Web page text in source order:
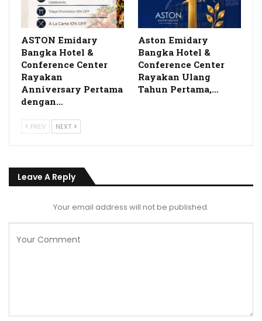
ASTON Emidary
Bangka Hotel &
Conference Center
Rayakan
Anniversary Pertama
dengan…
Aston Emidary
Bangka Hotel &
Conference Center
Rayakan Ulang
Tahun Pertama,…
PREV NEXT
Leave A Reply
Your email address will not be published.